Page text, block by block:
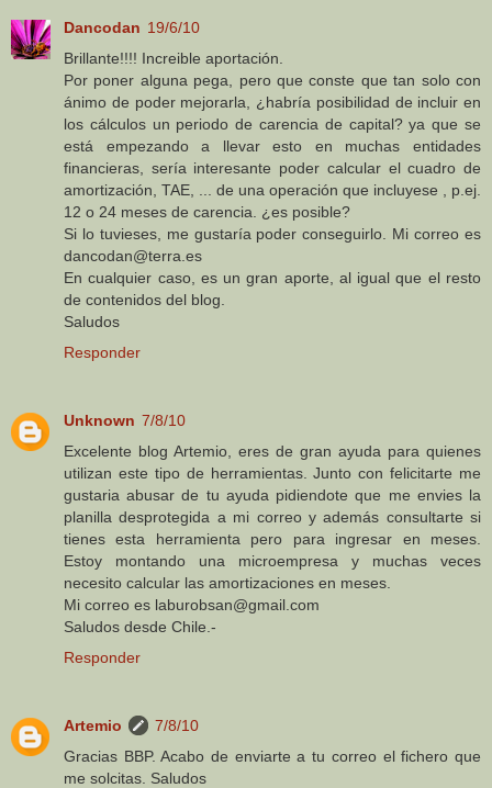
Dancodan 19/6/10
Brillante!!!! Increible aportación.
Por poner alguna pega, pero que conste que tan solo con
ánimo de poder mejorarla, ¿habría posibilidad de incluir en
los cálculos un periodo de carencia de capital? ya que se
está empezando a llevar esto en muchas entidades
financieras, sería interesante poder calcular el cuadro de
amortización, TAE, ... de una operación que incluyese , p.ej.
12 o 24 meses de carencia. ¿es posible?
Si lo tuvieses, me gustaría poder conseguirlo. Mi correo es
dancodan@terra.es
En cualquier caso, es un gran aporte, al igual que el resto
de contenidos del blog.
Saludos
Responder
Unknown 7/8/10
Excelente blog Artemio, eres de gran ayuda para quienes
utilizan este tipo de herramientas. Junto con felicitarte me
gustaria abusar de tu ayuda pidiendote que me envies la
planilla desprotegida a mi correo y además consultarte si
tienes esta herramienta pero para ingresar en meses.
Estoy montando una microempresa y muchas veces
necesito calcular las amortizaciones en meses.
Mi correo es laburobsan@gmail.com
Saludos desde Chile.-
Responder
Artemio
7/8/10
Gracias BBP. Acabo de enviarte a tu correo el fichero que
me solcitas. Saludos